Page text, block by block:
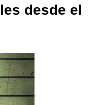
desde el